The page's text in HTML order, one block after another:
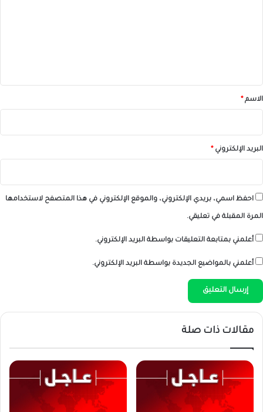
*الاسم*
البريد الإلكتروني*
احفظ اسمي، بريدي الإلكتروني، والموقع الإلكتروني في هذا المتصفح لاستخدامها
المرة المقبلة في تعليقي.
أعلمني بمتابعة التعليقات بواسطة البريد الإلكتروني.
أعلمني بالمواضيع الجديدة بواسطة البريد الإلكتروني.
مقالات ذات صلة